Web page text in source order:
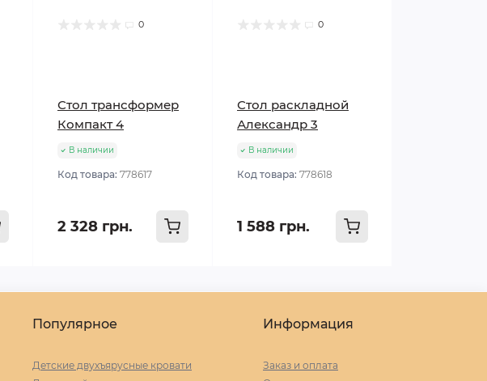
0
Стол трансформер
Компакт 4
В наличии
Код товара: 778617
2 328 грн.
0
Стол раскладной
Александр 3
В наличии
Код товара: 778618
1 588 грн.
Популярное
Детские двухъярусные кровати
Информация
Заказ и оплата